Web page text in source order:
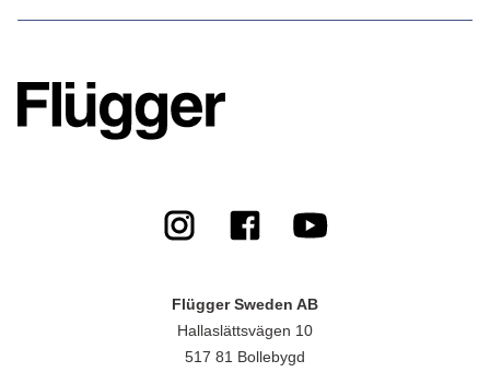
Flügger Sweden AB
Hallaslättsvägen 10
517 81 Bollebygd